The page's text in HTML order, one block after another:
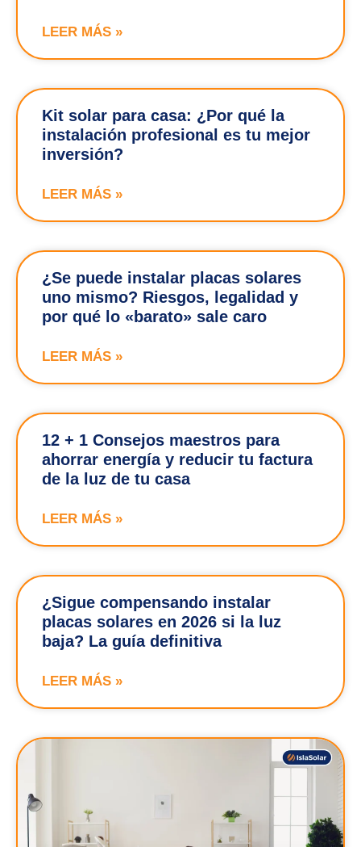
LEER MÁS »
Kit solar para casa: ¿Por qué la
instalación profesional es tu mejor
inversión?
LEER MÁS »
¿Se puede instalar placas solares
uno mismo? Riesgos, legalidad y
por qué lo «barato» sale caro
LEER MÁS »
12 + 1 Consejos maestros para
ahorrar energía y reducir tu factura
de la luz de tu casa
LEER MÁS »
¿Sigue compensando instalar
placas solares en 2026 si la luz
baja? La guía definitiva
LEER MÁS »